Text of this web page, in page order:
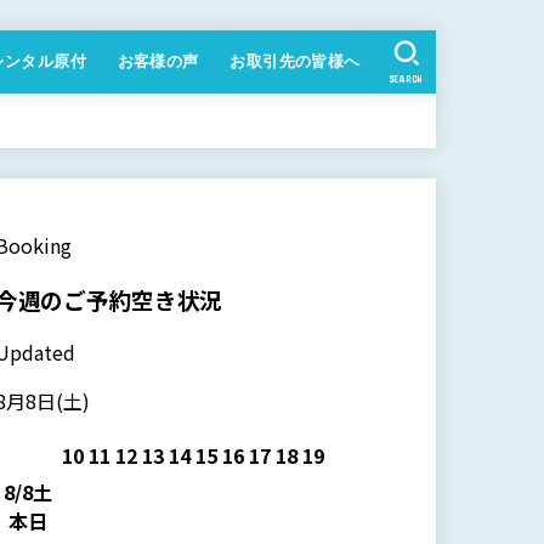
ンタル原付 お客様の声 お取引先の皆様へ
SEARCH